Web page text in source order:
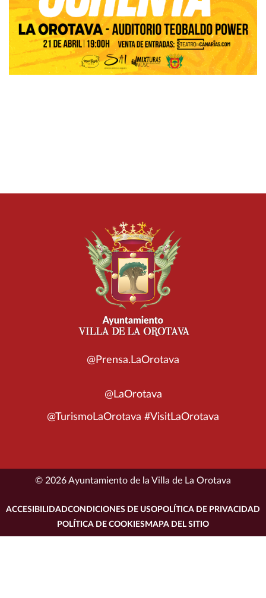
@Prensa.LaOrotava
@LaOrotava
@TurismoLaOrotava #VisitLaOrotava
© 2026 Ayuntamiento de la Villa de La Orotava
ACCESIBILIDADCONDICIONES DE USO POLÍTICA DE PRIVACIDAD
POLÍTICA DE COOKIESMAPA DEL SITIO